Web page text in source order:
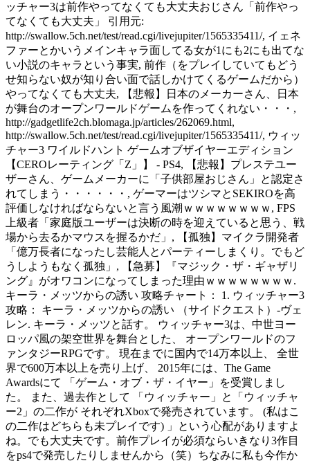
ッチャー3は前作やってなくても大丈夫おじさん「前作やっ
てなくても大丈夫」 引用元:
http://swallow.5ch.net/test/read.cgi/livejupiter/1565335411/, イェネ
ファーとかいうメインキャラ面してる女が1にも2にも出てな
い小説のキャラという事実, 前作（をプレイしていてもどう
せ知らない奴が知り合い面で話しかけてくるゲームだから）
やってなくても大丈夫, 【悲報】日本のメーカーさん、日本
が舞台のオープンワールドゲームを作ってくれない・・・,
http://gadgetlife2ch.blomaga.jp/articles/262069.html,
http://swallow.5ch.net/test/read.cgi/livejupiter/1565335411/, ウィッ
チャー3 ワイルドハント ゲームオブザイヤーエディション
【CEROレーティング「Z」】 - PS4, 【悲報】プレステユー
ザーさん、ゲームメーカーに「子供部屋おじさん」と認定さ
れてしまう・・・・・・, ゲーマーはツシマとSEKIROを高
評価しなければならないと言う風潮ｗｗｗｗｗｗｗｗ, FPS
上級者「家庭版ユーザーは決断の時を迎えていると思う、戦
場から去るかマウスを握るかだ」, 【孤独】マイクラ開発者
「億万長者になったし芸能人とパーティーしまくり。でもど
うしようもなく孤独」, 【急募】『マジック・ザ・ギャザリ
ング』がオワコンになってしまった理由ｗｗｗｗｗｗｗｗ.
キーラ・メッツからの誘い 攻略チャート： 1. ウィッチャー3
攻略： キーラ・メッツからの誘い （サイドクエスト）-ヴェ
レン. キーラ・メッツと話す。 ウィッチャー3は、中世ヨー
ロッパ風の架空世界を舞台とした、 オープンワールドのフ
ァンタジーRPGです。 現在までに国内で14万本以上、 全世
界で600万本以上を売り上げ、 2015年には、The Game
Awardsにて 「ゲーム・オブ・ザ・イヤー」を受賞しまし
た。 また、過去作として 「ウィッチャー」と「ウィッチャ
ー2」の二作が それぞれXboxで発売されています。 (私はこ
の二作はどちらも未プレイです) 」という心配がありますよ
ね。でも大丈夫です。前作プレイが必須ならいきなり3作目
をps4で発売したりしませんから（笑）ちなみに私も今作か